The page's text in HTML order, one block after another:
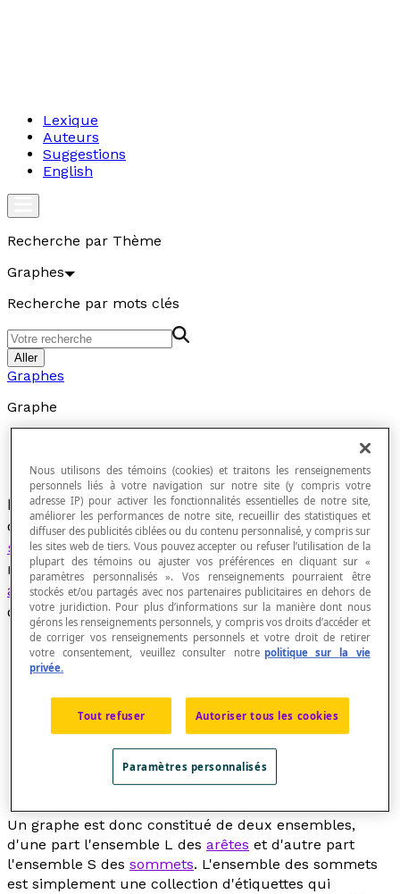
Lexique
Auteurs
Suggestions
English
Recherche par Thème
Graphes
Recherche par mots clés
Aller
Graphes
Graphe
Modèle mathématique dans lequel un ensemble
d'objets, représentés par des points appelés
sommets, sont reliés entre eux par des liens,
représentés par des lignes ou des traits appelés
arcsouarêtes.Les sommets sont nommés par
des étiquettes.
Un graphe est donc constitué de deux ensembles,
d'une part l'ensemble L des arêtes et d'autre part
l'ensemble S des sommets. L'ensemble des sommets
est simplement une collection d'étiquettes qui
Nous utilisons des témoins (cookies) et traitons les renseignements
personnels liés à votre navigation sur notre site (y compris votre
adresse IP) pour activer les fonctionnalités essentielles de notre site,
améliorer les performances de notre site, recueillir des statistiques et
diffuser des publicités ciblées ou du contenu personnalisé, y compris sur
les sites web de tiers. Vous pouvez accepter ou refuser l’utilisation de la
plupart des témoins ou ajuster vos préférences en cliquant sur «
paramètres personnalisés ». Vos renseignements pourraient être
stockés et/ou partagés avec nos partenaires publicitaires en dehors de
votre juridiction. Pour plus d’informations sur la manière dont nous
gérons les renseignements personnels, y compris vos droits d’accéder et
de corriger vos renseignements personnels et votre droit de retirer
votre consentement, veuillez consulter notre politique sur la vie
privée.
Tout refuser Autoriser tous les cookies
Paramètres personnalisés